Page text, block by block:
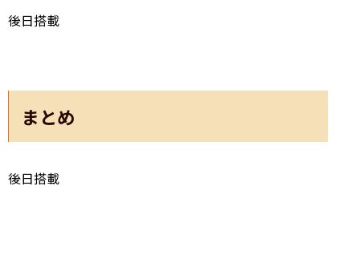
後日搭載
まとめ
後日搭載